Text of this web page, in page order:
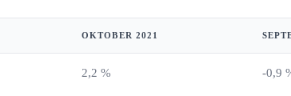
OKTOBER 2021
2,2 % -0,9